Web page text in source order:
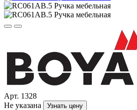
Арт. 1328
Не указана
Узнать цену